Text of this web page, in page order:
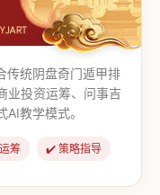
传统阴盘奇门遁甲排
业投资运筹、问事吉
教学模式。
筹 ✔️ 策略指导
【传统奇门】